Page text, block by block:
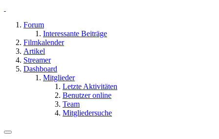
Forum
Interessante Beiträge
Filmkalender
Artikel
Streamer
Dashboard
Mitglieder
Letzte Aktivitäten
Benutzer online
Team
Mitgliedersuche